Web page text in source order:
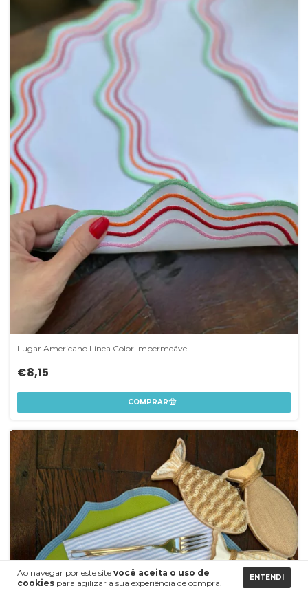
Ao navegar por este site você aceita o uso de
cookies para agilizar a sua experiência de compra.
ENTENDI
Lugar Americano Linea Color Impermeável
€8,15